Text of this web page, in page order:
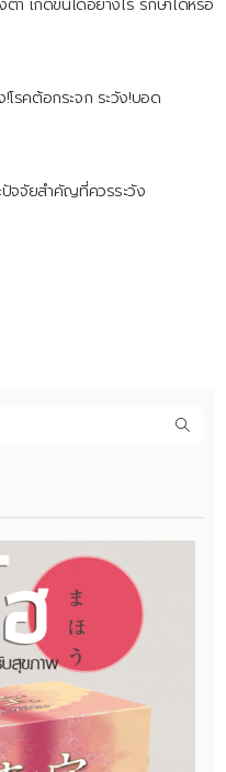
ตา เกิดขึ้นได้อย่างไร รักษาได้หรือ
รคต้อกระจก ระวัง!บอด
ปัจจัยสำคัญที่ควรระวัง